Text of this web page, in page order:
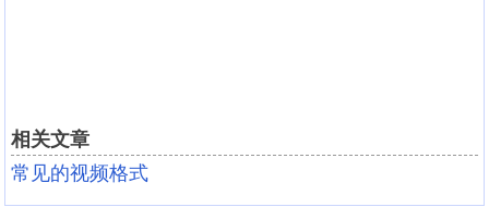
相关文章
常见的视频格式